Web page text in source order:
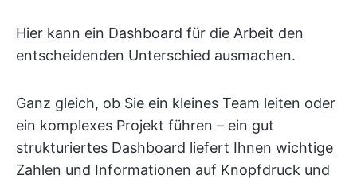
Hier kann ein Dashboard für die Arbeit den
entscheidenden Unterschied ausmachen.
Ganz gleich, ob Sie ein kleines Team leiten oder
ein komplexes Projekt führen – ein gut
strukturiertes Dashboard liefert Ihnen wichtige
Zahlen und Informationen auf Knopfdruck und